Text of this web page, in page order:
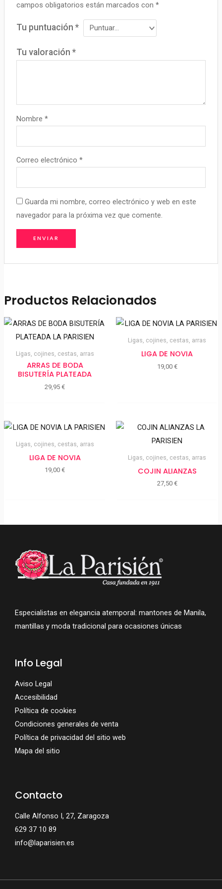
campos obligatorios están marcados con*
Tu puntuación*
Tu valoración*
Nombre*
Correo electrónico*
Guarda mi nombre, correo electrónico y web en este
navegador para la próxima vez que comente.
Productos Relacionados
Ligas, cojines, cestas, arras
ARRAS DE BODA
BISUTERÍA PLATEADA
29,95€
Ligas, cojines, cestas, arras
LIGA DE NOVIA
19,00 €
Ligas, cojines, cestas, arras
LIGA DE NOVIA
19,00€
Ligas, cojines, cestas, arras
COJIN ALIANZAS
27,50 €
Especialistas en elegancia atemporal: mantones de Manila,
mantillas y moda tradicional para ocasiones únicas
Info Legal
Aviso Legal
Accesibilidad
Política de cookies
Condiciones generales de venta
Política de privacidad del sitio web
Mapa del sitio
Contacto
Calle Alfonso I, 27, Zaragoza
629 37 10 89
info@laparisien.es